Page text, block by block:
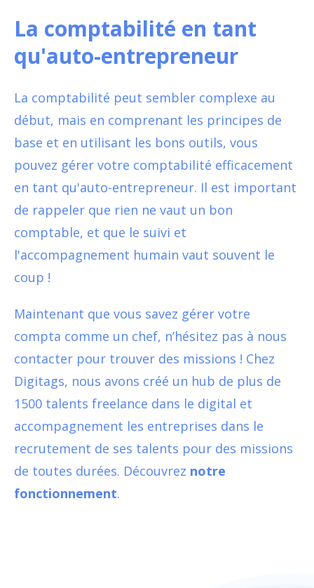
La comptabilité en tant
qu'auto-entrepreneur
La comptabilité peut sembler complexe au
début, mais en comprenant les principes de
base et en utilisant les bons outils, vous
pouvez gérer votre comptabilité efficacement
en tant qu'auto-entrepreneur. Il est important
de rappeler que rien ne vaut un bon
comptable, et que le suivi et
l'accompagnement humain vaut souvent le
coup !
Maintenant que vous savez gérer votre
compta comme un chef, n’hésitez pas à nous
contacter pour trouver des missions ! Chez
Digitags, nous avons créé un hub de plus de
1500 talents freelance dans le digital et
accompagnement les entreprises dans le
recrutement de ses talents pour des missions
de toutes durées. Découvrez notre
fonctionnement.